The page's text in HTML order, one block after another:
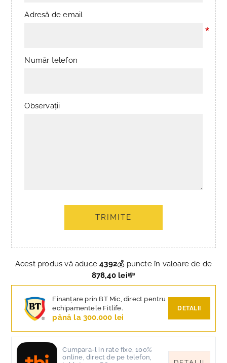
Adresă de email
*
Număr telefon
Observații
TRIMITE
Acest produs vă aduce4392💰 puncte în valoare de de
878,40 lei💸
Finanțare prin BT Mic, direct pentru
echipamentele Fitlife.
până la 300.000 lei
DETALII
Cumpara-l in rate fixe, 100%
online, direct de pe telefon,